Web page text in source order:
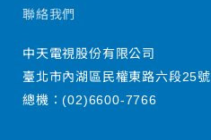
聯絡我們
中天電視股份有限公司
臺北市內湖區民權東路六段25號
總機：(02)6600-7766